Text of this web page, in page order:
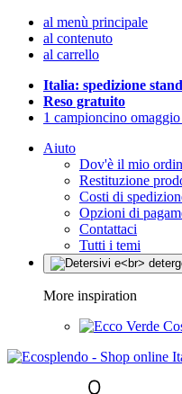
al menù principale
al contenuto
al carrello
Italia: spedizione
Reso gratuito
1 campioncino
Aiuto
Dov'è il mio
Restituzione
Costi di
Opzioni di
Contattaci
Tutti i temi
More inspiration